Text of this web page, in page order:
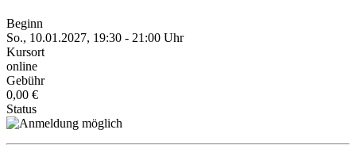
Beginn
So., 10.01.2027, 19:30 - 21:00 Uhr
Kursort
online
Gebühr
0,00 €
Status